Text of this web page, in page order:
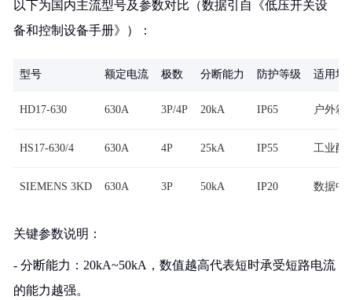
以下为国内主流型号及参数对比（数据引自《低压开关设
备和控制设备手册》）：
型号 额定电流 极数 分断能力 防护等级 适用场
HD17-630 630A 3P/4P 20kA IP65 户外箱
HS17-630/4 630A 4P 25kA IP55 工业配
SIEMENS 3KD 630A 3P 50kA IP20 数据中
关键参数说明：
- 分断能力：20kA~50kA，数值越高代表短时承受短路电流
的能力越强。